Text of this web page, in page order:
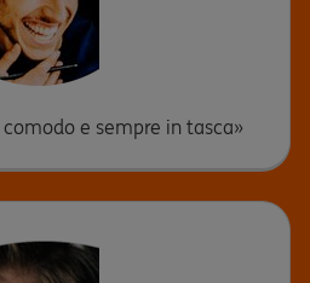
comodo e sempre in tasca»